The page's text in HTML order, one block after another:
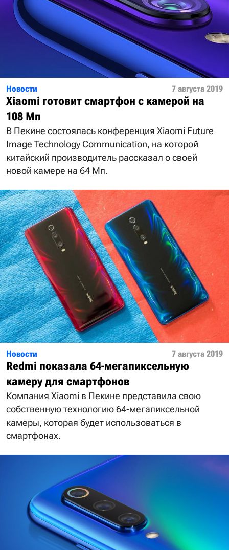
Новости 7 августа 2019
Xiaomi готовит смартфон с камерой на
108 Мп
В Пекине состоялась конференция Xiaomi Future
Image Technology Communication, на которой
китайский производитель рассказал о своей
новой камере на 64 Мп.
Новости 7 августа 2019
Redmi показала 64-мегапиксельную
камеру для смартфонов
Компания Xiaomi в Пекине представила свою
собственную технологию 64-мегапиксельной
камеры, которая будет использоваться в
смартфонах.